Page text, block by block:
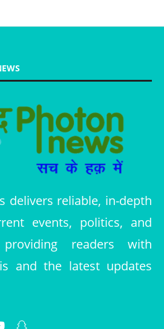
delivers reliable, in-depth
events, politics, and
readers with
and the latest updates